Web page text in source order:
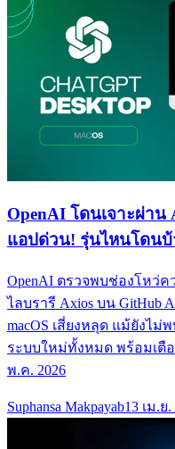
OpenAI โดนเจาะผ่าน
แอปด่วน! รุ่นไหนโดนบ้
OpenAI ตรวจพบช่องโหว่
ไลบรารี Axios บน GitHub
macOS เสี่ยงหลุด แม้ยังไ
ระบบใหม่ทั้งหมด พร้อมเตื
พ.ค. 2026
Suphansa Makpayab13 เม.ย.